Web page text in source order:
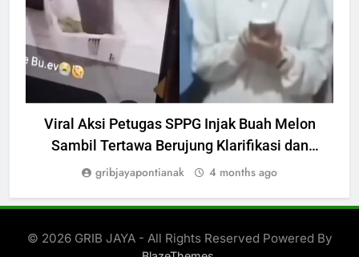
Viral Aksi Petugas SPPG Injak Buah Melon
Sambil Tertawa Berujung Klarifikasi dan
Permintaan Maaf
gribjayapontianak 4 months ago
© 2026 GRIB JAYA - All Rights Reserved Powered By